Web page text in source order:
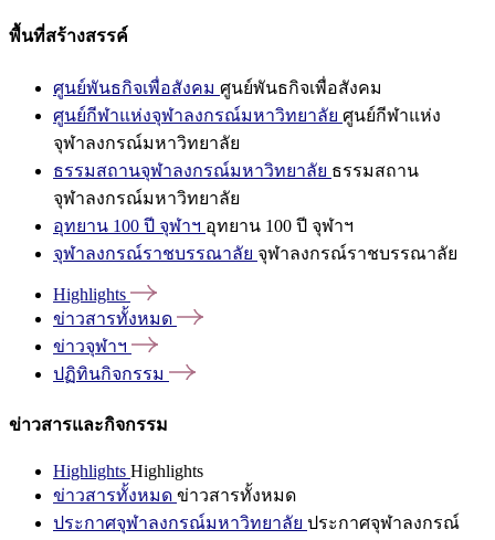
พื้นที่สร้างสรรค์
ศูนย์พันธกิจเพื่อสังคม ศูนย์พันธกิจเพื่อสังคม
ศูนย์กีฬาแห่งจุฬาลงกรณ์มหาวิทยาลัย ศูนย์กีฬาแห่ง
จุฬาลงกรณ์มหาวิทยาลัย
ธรรมสถานจุฬาลงกรณ์มหาวิทยาลัย ธรรมสถาน
จุฬาลงกรณ์มหาวิทยาลัย
อุทยาน 100 ปี จุฬาฯ อุทยาน 100 ปี จุฬาฯ
จุฬาลงกรณ์ราชบรรณาลัย จุฬาลงกรณ์ราชบรรณาลัย
Highlights
ข่าวสารทั้งหมด
ข่าวจุฬาฯ
ปฏิทินกิจกรรม
ข่าวสารและกิจกรรม
Highlights Highlights
ข่าวสารทั้งหมด ข่าวสารทั้งหมด
ประกาศจุฬาลงกรณ์มหาวิทยาลัย ประกาศจุฬาลงกรณ์